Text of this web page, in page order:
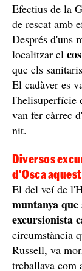
Efectius de la
de rescat amb
Després d'uns
localitzar el
que els
El cadàver es
l'helisuperfície
van fer càrrec
nit.